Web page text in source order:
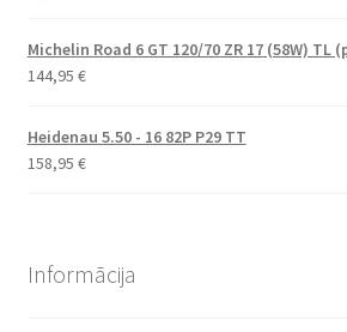
Michelin Road 6 GT 120/70 ZR 17 (58W) TL
144,95 €
Heidenau 5.50 - 16 82P P29 TT
158,95 €
Informācija